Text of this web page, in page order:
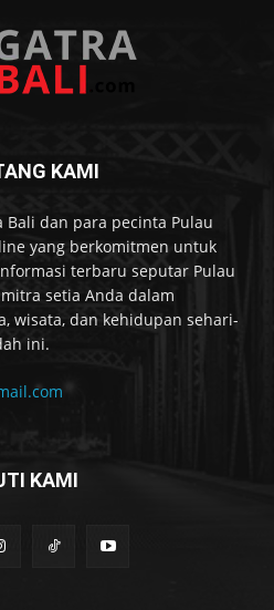
KAMI
dan para pecinta Pulau
yang berkomitmen untuk
terbaru seputar Pulau
setia Anda dalam
wisata, dan kehidupan sehari-
ini.
KAMI